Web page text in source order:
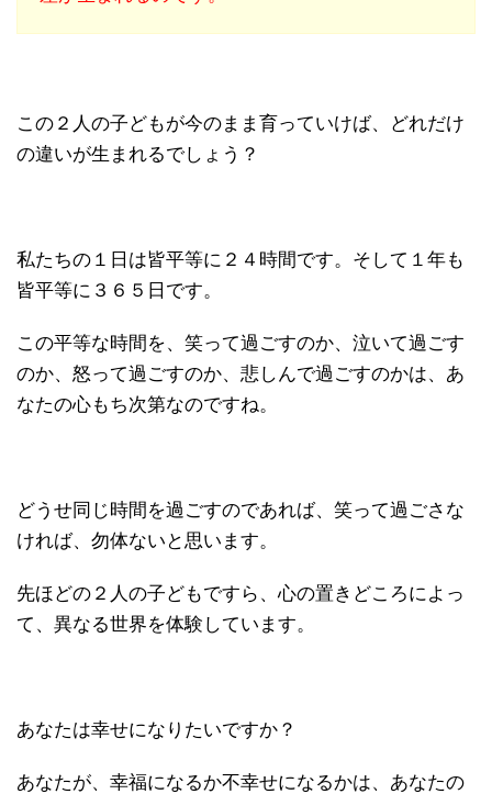
この２人の子どもが今のまま育っていけば、どれだけ
の違いが生まれるでしょう？
私たちの１日は皆平等に２４時間です。そして１年も
皆平等に３６５日です。
この平等な時間を、笑って過ごすのか、泣いて過ごす
のか、怒って過ごすのか、悲しんで過ごすのかは、あ
なたの心もち次第なのですね。
どうせ同じ時間を過ごすのであれば、笑って過ごさな
ければ、勿体ないと思います。
先ほどの２人の子どもですら、心の置きどころによっ
て、異なる世界を体験しています。
あなたは幸せになりたいですか？
あなたが、幸福になるか不幸せになるかは、あなたの